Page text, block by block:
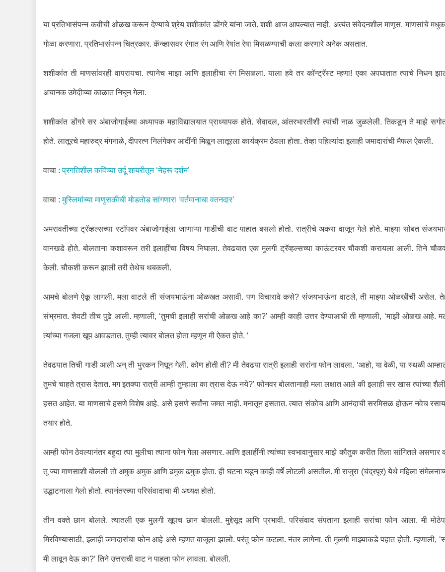
या प्रतिभासंपन्न कवीची ओळख करून देण्याचे श्रेय शशीकांत डोंगरे यांना जाते. शशी आज आपल्यात नाही. अत्यंत संवेदनशील माणूस. माणसांचे
गोळा करणारा. प्रतिभासंपन्न चित्रकार. कॅन्व्हासवर रंगात रंग आणि रेषांत रेषा मिसळण्याची कला करणारे अनेक असतात.
शशीकांत ती माणसांवरही वापरायचा. त्यानेच माझा आणि इलाहीचा रंग मिसळला. याला हवे तर कॉन्ट्रॅस्ट म्हणा! एका अपघातात त्याचे निधन
अचानक उमेदीच्या काळात निघून गेला.
शशीकांत डोंगरे सर अंबाजोगाईच्या अध्यापक महाविद्यालयात प्राध्यापक होते. सेवादल, आंतरभारतीशी त्यांची नाळ जुळलेली. तिकडून ते माझे
होते. लातूरचे महारुद्र मंगनाळे, दीपरत्न निलंगेकर आदींनी मिळून लातूरला कार्यक्रम ठेवला होता. तेव्हा पहिल्यांदा इलाही जमादारांची मैफल ऐकली.
वाचा :प्रगतिशील कविंच्या उर्दू शायरीतून ‘नेहरू दर्शन’
वाचा :मुस्लिमांच्या माणुसकीची मोडतोड सांगणारा ‘वर्तमानाचा वतनदार’
अमरावतीच्या ट्रॅव्हल्सच्या स्टॉपवर अंबाजोगाईला जाणाऱ्या गाडीची वाट पाहात बसलो होतो. रात्रीचे अकरा वाजून गेले होते. माझ्या सोबत
वानखडे होते. बोलताना कशावरून तरी इलाहींचा विषय निघाला. तेवढयात एक मुलगी ट्रॅव्हल्सच्या काऊंटरवर चौकशी करायला आली. तिने
केली. चौकशी करून झाली तरी तेथेच थबकली.
आमचे बोलणे ऐकू लागली. मला वाटले ती संजयभाऊंना ओळखत असावी. पण विचारावे कसे? संजयभाऊंना वाटले, ती माझ्या ओळखीची असेल.
संभ्रमात. शेवटी तीच पुढे आली. म्हणाली, ‘तुमची इलाही सरांची ओळख आहे का?’ आम्ही काही उत्तर देण्याआधी ती म्हणाली, ‘माझी ओळख आहे.
त्यांच्या गजला खूप आवडतात. तुम्ही त्यावर बोलत होता म्हणून मी ऐकत होते. ‘
तेवढयात तिची गाडी आली अन् ती भुरकन निघून गेली. कोण होती ती? मी तेवढया रात्री इलाही सरांना फोन लावला. ‘आहो, या वेळी, या स्थळी
तुमचे चाहते त्रास देतात. मग इतक्या रात्री आम्ही तुम्हाला का त्रास देऊ नये?’ फोनवर बोलतानाही मला लक्षात आले की इलाही सर खास त्यांच्या
हसत आहेत. या माणसाचे हसणे विशेष आहे. असे हसणे सर्वांना जमत नाही. मनातून हसतात. त्यात संकोच आणि आनंदाची सरमिसळ होऊन नवेच
तयार होते.
आम्ही फोन ठेवल्यानंतर बहुदा त्या मुलीचा त्याना फोन गेला असणार. आणि इलाहींनी त्यांच्या स्वभावानुसार माझे कौतुक करीत तिला सांगितले असणार
तू ज्या माणसाशी बोलली तो अमुक अमुक आणि ढमुक ढमुक होता. ही घटना घडून काही वर्षे लोटली असतील. मी राजुरा (चंद्रपूर) येथे महिला
उद्धाटनाला गेलो होतो. त्यानंतरच्या परिसंवादाचा मी अध्यक्ष होतो.
तीन वक्ते छान बोलले. त्यातली एक मुलगी खूपच छान बोलली. मुद्देसूद आणि प्रभावी. परिसंवाद संपताना इलाही सरांचा फोन आला. मी
मिरविण्यासाठी, इलाही जमादारांचा फोन आहे असे म्हणत बाजूला झालो. परंतु फोन कटला. नंतर लागेना. ती मुलगी माझ्याकडे पहात होती. म्हणाली,
मी लावून देऊ का?’ तिने उत्तराची वाट न पाहता फोन लावला. बोलली.